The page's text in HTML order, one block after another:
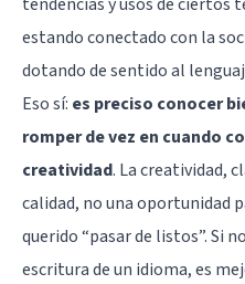
estando conectado con la
dotando de sentido al
Eso sí: es preciso conocer
romper de vez en cuando
creatividad. La creatividad,
calidad, no una oportunidad
querido “pasar de listos”. Si
escritura de un idioma, es